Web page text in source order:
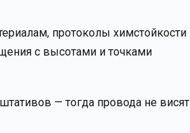
протоколы химстойкости
с высотами и точками
— тогда провода не висят